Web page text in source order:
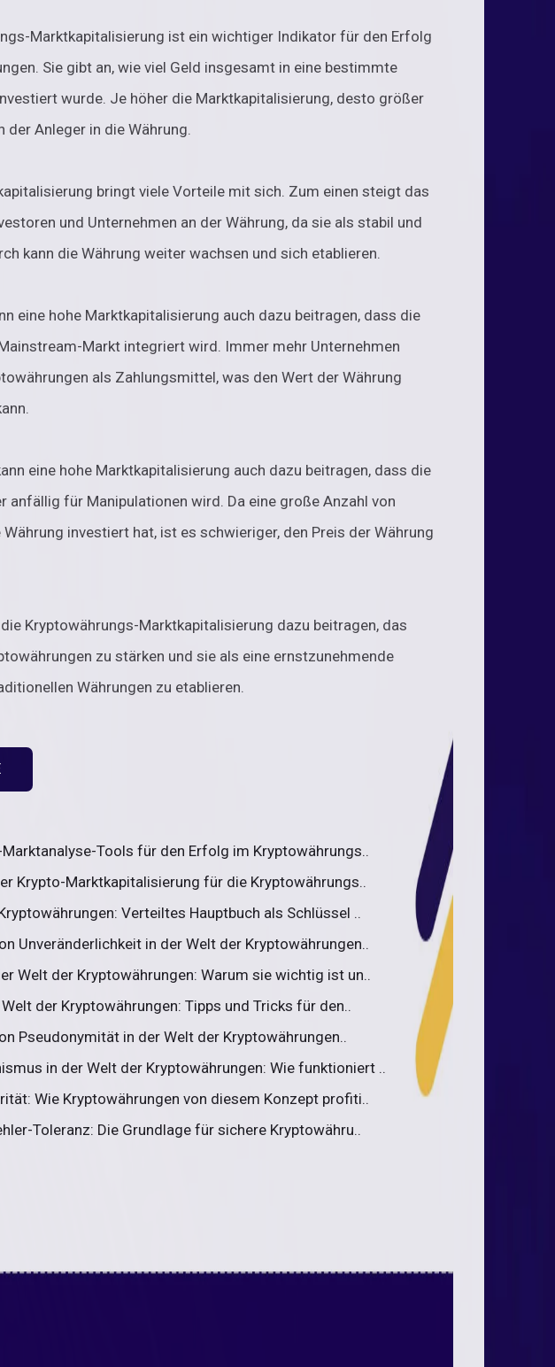
Marktkapitalisierung ist ein wichtiger Indikator für den Erfolg
Sie gibt an, wie viel Geld insgesamt in eine bestimmte
wurde. Je höher die Marktkapitalisierung, desto größer
der Anleger in die Währung.
bringt viele Vorteile mit sich. Zum einen steigt das
und Unternehmen an der Währung, da sie als stabil und
kann die Währung weiter wachsen und sich etablieren.
eine hohe Marktkapitalisierung auch dazu beitragen, dass die
Markt integriert wird. Immer mehr Unternehmen
als Zahlungsmittel, was den Wert der Währung
eine hohe Marktkapitalisierung auch dazu beitragen, dass die
anfällig für Manipulationen wird. Da eine große Anzahl von
investiert hat, ist es schwieriger, den Preis der Währung
Kryptowährungs-Marktkapitalisierung dazu beitragen, das
zu stärken und sie als eine ernstzunehmende
Währungen zu etablieren.
Tools für den Erfolg im Kryptowährungs..
Krypto-Marktkapitalisierung für die Kryptowährungs..
Verteiltes Hauptbuch als Schlüssel ..
Unveränderlichkeit in der Welt der Kryptowährungen..
Welt der Kryptowährungen: Warum sie wichtig ist un..
der Kryptowährungen: Tipps und Tricks für den..
Pseudonymität in der Welt der Kryptowährungen..
in der Welt der Kryptowährungen: Wie funktioniert ..
Wie Kryptowährungen von diesem Konzept profiti..
Toleranz: Die Grundlage für sichere Kryptowähru..